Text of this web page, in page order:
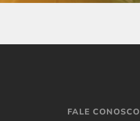
FALE CONOSCO